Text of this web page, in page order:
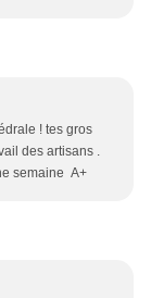
! tes gros
des artisans .
semaine A+